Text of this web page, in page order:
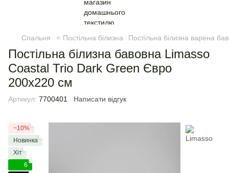
Спальня ⭐ Постільна білизна Постільна білизна варена
Постільна білизна бавовна Limasso
Coastal Trio Dark Green Євро
200х220 см
Артикул: 7700401 Написати відгук
−10%
Новинка
Хіт
6